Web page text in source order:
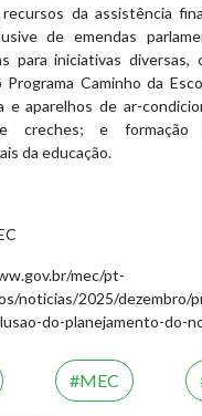
da assistência
de emendas
para iniciativas diversas,
Programa Caminho da
e aparelhos de ar-
creches; e
da educação.
mec/pt-
noticias/2025/dezembro/
do-planejamento-do-
MEC